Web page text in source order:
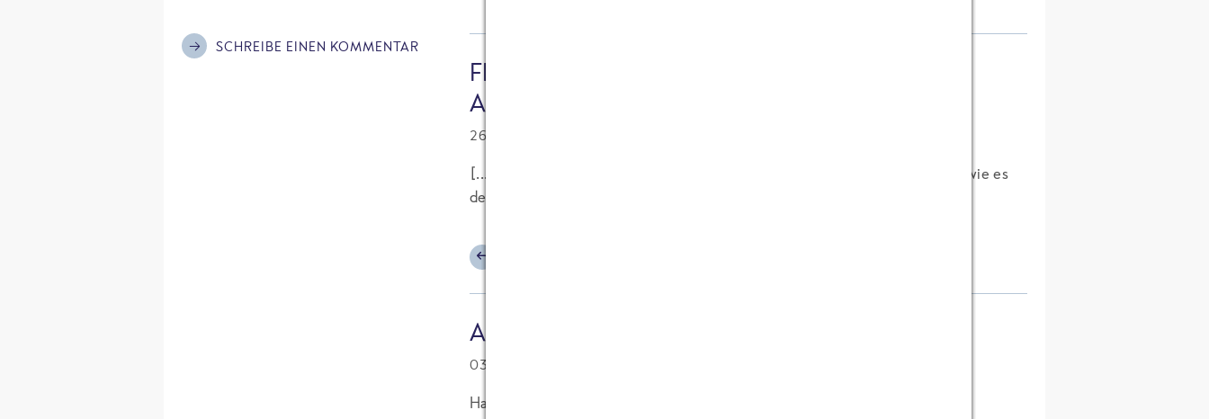
SCHREIBE EINEN KOMMENTAR
FRoSTA Blog » Blog Archive » Umgezogen -
Angekommen
26.09.2009 at 15:16
[...] wollte ich schon viel eher etwas schreiben über unseren Umzug, aber wie es
denn so oft ist: Wenn man viel zu tun hat, muss irgendetwas [...]
Alexander Haliw [FRoSTA]
03.09.2009 at 23:27
Hallo Frau Grotheer,